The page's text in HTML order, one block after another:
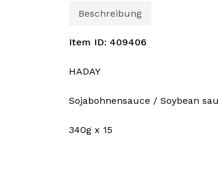
Beschreibung
Item ID: 409406
HADAY
Sojabohnensauce / Soybean
340g x 15